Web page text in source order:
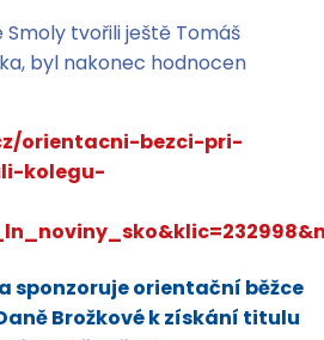
tvořili ještě Tomáš
byl nakonec hodnocen
orientacni-bezci-pri-
kolegu-
sponzoruje orientační běžce
Daně Brožkové k získání titulu